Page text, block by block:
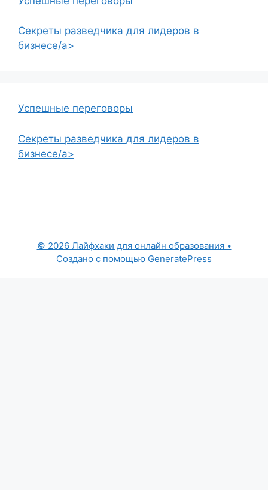
Секреты разведчика для лидеров в
бизнесе/a>
Успешные переговоры
Секреты разведчика для лидеров в
бизнесе/a>
© 2026 Лайфхаки для онлайн образования•
Создано с помощью GeneratePress